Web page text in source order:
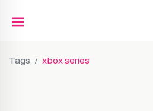
Tags xbox series